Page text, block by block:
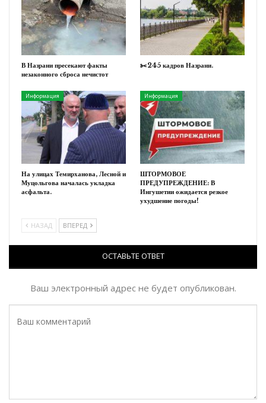
В Назрани пресекают факты
незаконного сброса нечистот
✂️245 кадров Назрани.
Информация
На улицах Темирханова, Лесной и
Муцольгова началась укладка
асфальта.
Информация
ШТОРМОВОЕ
ПРЕДУПРЕЖДЕНИЕ: В
Ингушетии ожидается резкое
ухудшение погоды!
НАЗАД ВПЕРЕД
ОСТАВЬТЕ ОТВЕТ
Ваш электронный адрес не будет опубликован.